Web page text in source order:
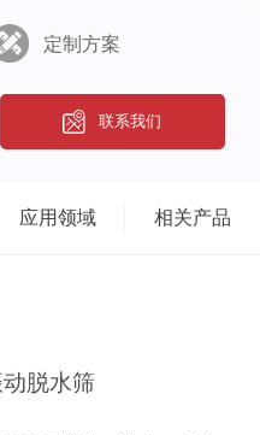
小，使用寿命长。1、体积
处理量大，筛分效率高；4、
结构形式：高频直线振动筛是
机主要由筛箱，振动器，电
相互抵消，在垂直于电机轴的
对物料进行筛选和分级的目
具有能耗低、效率高、结构简
定制方案
联系我们
应用领域 相关产品
脱水筛